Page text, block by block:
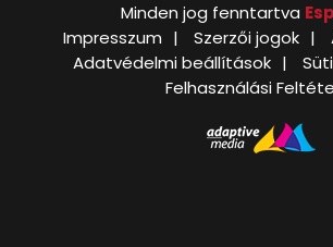
Minden jog fenntartva
Impresszum
Szerzői jogok
Adatvédelmi beállítások
Felhasználási